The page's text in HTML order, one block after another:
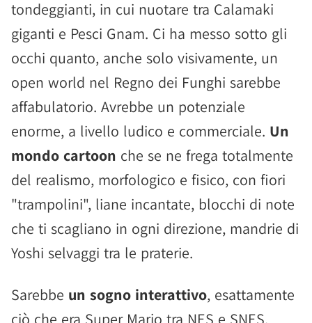
tondeggianti, in cui nuotare tra Calamaki
giganti e Pesci Gnam. Ci ha messo sotto gli
occhi quanto, anche solo visivamente, un
open world nel Regno dei Funghi sarebbe
affabulatorio. Avrebbe un potenziale
enorme, a livello ludico e commerciale. Un
mondo cartoon che se ne frega totalmente
del realismo, morfologico e fisico, con fiori
"trampolini", liane incantate, blocchi di note
che ti scagliano in ogni direzione, mandrie di
Yoshi selvaggi tra le praterie.
Sarebbe un sogno interattivo, esattamente